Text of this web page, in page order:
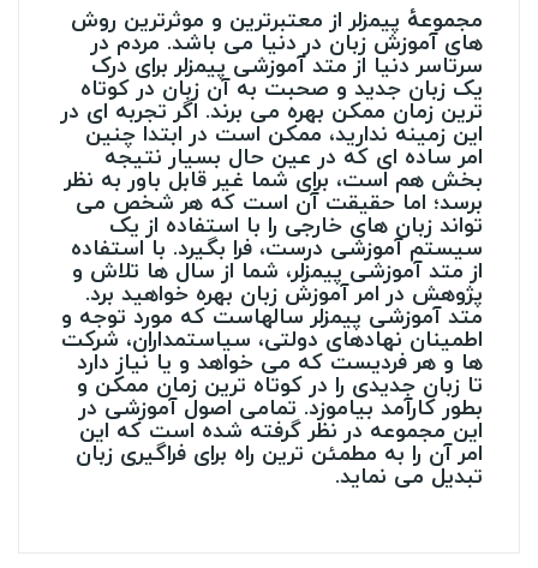
مجموعۀ پیمزلر از معتبرترین و موثرترین روش
های آموزش زبان در دنیا می باشد. مردم در
سرتاسر دنیا از متد آموزشی پیمزلر برای درک
یک زبان جدید و صحبت به آن زبان در کوتاه
ترین زمان ممکن بهره می برند. اگر تجربه ای در
این زمینه ندارید، ممکن است در ابتدا چنین
امر ساده ای که در عین حال بسیار نتیجه
بخش هم است، برای شما غیر قابل باور به نظر
برسد؛ اما حقیقت آن است که هر شخص می
تواند زبان های خارجی را با استفاده از یک
سیستم آموزشی درست، فرا بگیرد. با استفاده
از متد آموزشی پیمزلر، شما از سال ها تلاش و
پژوهش در امر آموزش زبان بهره خواهید برد.
متد آموزشی پیمزلر سالهاست که مورد توجه و
اطمینان نهادهای دولتی، سیاستمداران، شرکت
ها و هر فردیست که می خواهد و یا نیاز دارد
تا زبان جدیدی را در کوتاه ترین زمان ممکن و
بطور کارآمد بیاموزد. تمامی اصول آموزشی در
این مجموعه در نظر گرفته شده است که این
امر آن را به مطمئن ترین راه برای فراگیری زبان
تبدیل می نماید.